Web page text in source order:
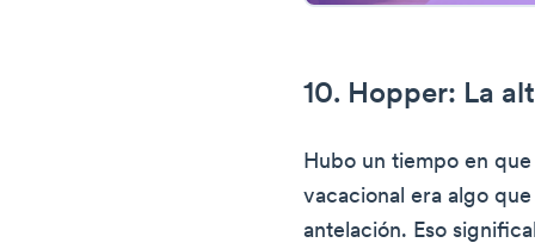
10. Hopper: La
Hubo un tiempo en
vacacional era algo
antelación. Eso